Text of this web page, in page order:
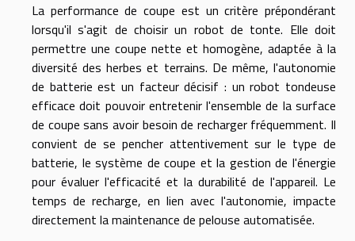
La performance de coupe est un critère prépondérant
lorsqu'il s'agit de choisir un robot de tonte. Elle doit
permettre une coupe nette et homogène, adaptée à la
diversité des herbes et terrains. De même, l'autonomie
de batterie est un facteur décisif : un robot tondeuse
efficace doit pouvoir entretenir l'ensemble de la surface
de coupe sans avoir besoin de recharger fréquemment. Il
convient de se pencher attentivement sur le type de
batterie, le système de coupe et la gestion de l'énergie
pour évaluer l'efficacité et la durabilité de l'appareil. Le
temps de recharge, en lien avec l'autonomie, impacte
directement la maintenance de pelouse automatisée.